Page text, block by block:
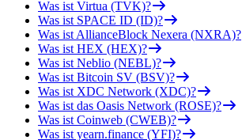
Was ist Virtua (TVK)?
Was ist SPACE ID (ID)?
Was ist AllianceBlock Nexera (NXRA)?
Was ist HEX (HEX)?
Was ist Neblio (NEBL)?
Was ist Bitcoin SV (BSV)?
Was ist XDC Network (XDC)?
Was ist das Oasis Network (ROSE)?
Was ist Coinweb (CWEB)?
Was ist yearn.finance (YFI)?